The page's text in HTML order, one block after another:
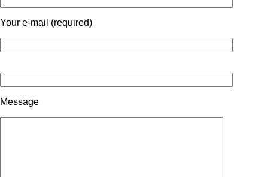
Your e-mail (required)
Message